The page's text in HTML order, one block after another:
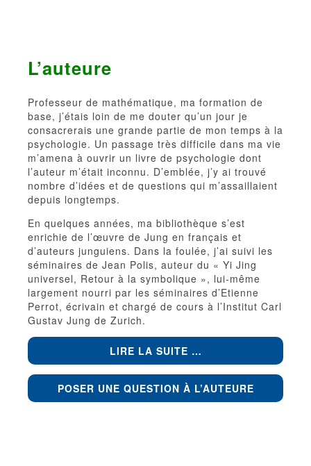
L’auteure
Professeur de mathématique, ma formation de
base, j’étais loin de me douter qu’un jour je
consacrerais une grande partie de mon temps à la
psychologie. Un passage très difficile dans ma vie
m’amena à ouvrir un livre de psychologie dont
l’auteur m’était inconnu. D’emblée, j’y ai trouvé
nombre d’idées et de questions qui m’assaillaient
depuis longtemps.
En quelques années, ma bibliothèque s’est
enrichie de l’œuvre de Jung en français et
d’auteurs junguiens. Dans la foulée, j’ai suivi les
séminaires de Jean Polis, auteur du « Yi Jing
universel, Retour à la symbolique », lui-même
largement nourri par les séminaires d’Etienne
Perrot, écrivain et chargé de cours à l’Institut Carl
Gustav Jung de Zurich.
LIRE LA SUITE …
POSER UNE QUESTION À L’AUTEURE